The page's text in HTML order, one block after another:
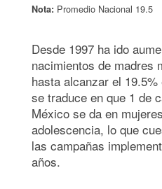
Nota: Promedio Nacional 19.5
Desde 1997 ha ido
nacimientos de madres
hasta alcanzar el
se traduce en que 1 de
México se da en
adolescencia, lo que
las campañas
años.